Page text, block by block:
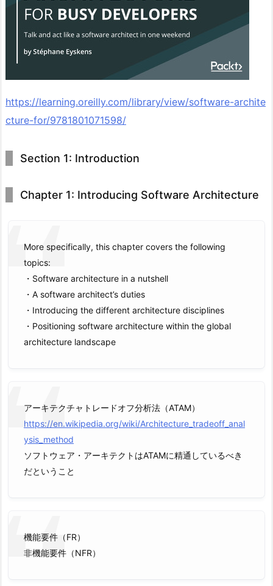
https://learning.oreilly.com/library/view/software-archite
cture-for/9781801071598/
Section 1: Introduction
Chapter 1: Introducing Software Architecture
More specifically, this chapter covers the following
topics:
・Software architecture in a nutshell
・A software architect’s duties
・Introducing the different architecture disciplines
・Positioning software architecture within the global
architecture landscape
アーキテクチャトレードオフ分析法（ATAM）
https://en.wikipedia.org/wiki/Architecture_tradeoff_anal
ysis_method
ソフトウェア・アーキテクトはATAMに精通しているべき
だということ
機能要件（FR）
非機能要件（NFR）